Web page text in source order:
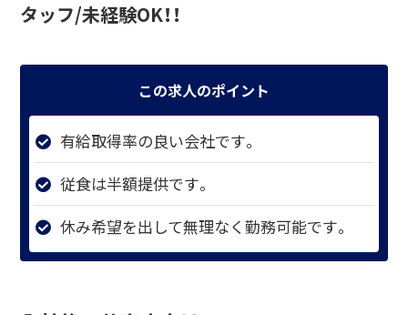
タッフ/未経験OK！！
この求人のポイント
有給取得率の良い会社です。
従食は半額提供です。
休み希望を出して無理なく勤務可能です。